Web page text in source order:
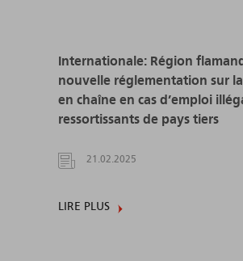
Internationale: Région
nouvelle réglementation sur la
en chaîne en cas d’emploi
ressortissants de pays tiers
21.02.2025
LIRE PLUS